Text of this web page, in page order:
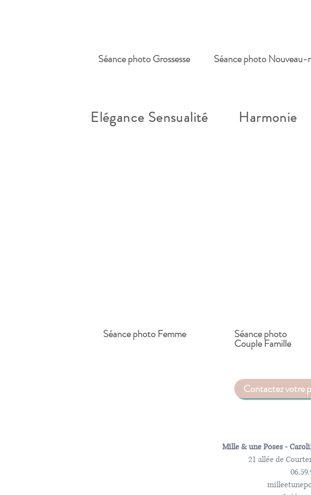
Séance photo Grossesse Séance photo Nouveau-
Elégance Sensualité Harmonie
Séance photo Femme Séance photo
Couple Famille
Contactez votre
Mille & une Poses -
21 allée de